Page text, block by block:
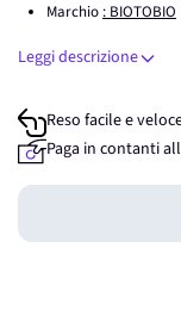
Marchio : BIOTOBIO
Leggi descrizione
Reso facile e
Paga in contanti
Guadagna